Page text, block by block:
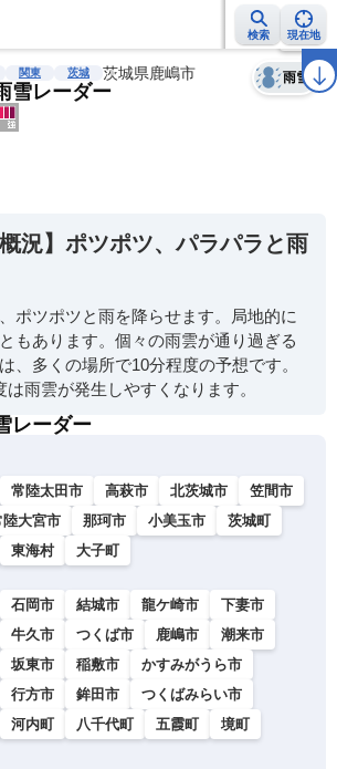
検索 現在地
報 地震情報 警報・注意報 2週間天気 ラ
関東 茨城 茨城県鹿嶋市
雪レーダー
雨雪
天気 台風
概況】ポツポツ、パラパラと雨
ポツポツと雨を降らせます。局地的に
もあります。個々の雨雲が通り過ぎる
、多くの場所で10分程度の予想です。
雨雲が発生しやすくなります。
レーダー
常陸太田市 高萩市 北茨城市
笠間市
陸大宮市 那珂市 小美玉市
茨城町
東海村 大子町
石岡市 結城市 龍ケ崎市
下妻市
牛久市 つくば市 鹿嶋市
潮来市
坂東市 稲敷市
かすみがうら市
行方市 鉾田市
つくばみらい市
河内町 八千代町 五霞町
境町